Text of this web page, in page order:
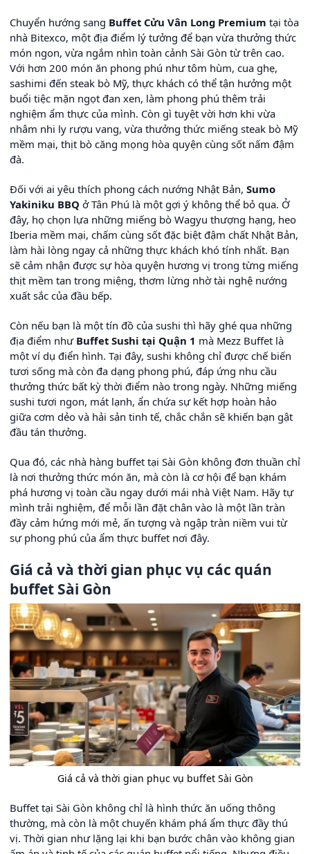
Chuyển hướng sang Buffet Cửu Vân Long Premium tại tòa
nhà Bitexco, một địa điểm lý tưởng để bạn vừa thưởng thức
món ngon, vừa ngắm nhìn toàn cảnh Sài Gòn từ trên cao.
Với hơn 200 món ăn phong phú như tôm hùm, cua ghẹ,
sashimi đến steak bò Mỹ, thực khách có thể tận hưởng một
buổi tiệc mặn ngọt đan xen, làm phong phú thêm trải
nghiệm ẩm thực của mình. Còn gì tuyệt vời hơn khi vừa
nhâm nhi ly rượu vang, vừa thưởng thức miếng steak bò Mỹ
mềm mại, thịt bò căng mọng hòa quyện cùng sốt nấm đậm
đà.
Đối với ai yêu thích phong cách nướng Nhật Bản, Sumo
Yakiniku BBQ ở Tân Phú là một gợi ý không thể bỏ qua. Ở
đây, họ chọn lựa những miếng bò Wagyu thượng hạng, heo
Iberia mềm mại, chấm cùng sốt đặc biệt đậm chất Nhật Bản,
làm hài lòng ngay cả những thực khách khó tính nhất. Bạn
sẽ cảm nhận được sự hòa quyện hương vị trong từng miếng
thịt mềm tan trong miệng, thơm lừng nhờ tài nghệ nướng
xuất sắc của đầu bếp.
Còn nếu bạn là một tín đồ của sushi thì hãy ghé qua những
địa điểm như Buffet Sushi tại Quận 1 mà Mezz Buffet là
một ví dụ điển hình. Tại đây, sushi không chỉ được chế biến
tươi sống mà còn đa dạng phong phú, đáp ứng nhu cầu
thưởng thức bất kỳ thời điểm nào trong ngày. Những miếng
sushi tươi ngon, mát lạnh, ẩn chứa sự kết hợp hoàn hảo
giữa cơm dẻo và hải sản tinh tế, chắc chắn sẽ khiến bạn gật
đầu tán thưởng.
Qua đó, các nhà hàng buffet tại Sài Gòn không đơn thuần chỉ
là nơi thưởng thức món ăn, mà còn là cơ hội để bạn khám
phá hương vị toàn cầu ngay dưới mái nhà Việt Nam. Hãy tự
mình trải nghiệm, để mỗi lần đặt chân vào là một lần tràn
đầy cảm hứng mới mẻ, ấn tượng và ngập tràn niềm vui từ
sự phong phú của ẩm thực buffet nơi đây.
Giá cả và thời gian phục vụ các quán
buffet Sài Gòn
Giá cả và thời gian phục vụ buffet Sài Gòn
Buffet tại Sài Gòn không chỉ là hình thức ăn uống thông
thường, mà còn là một chuyến khám phá ẩm thực đầy thú
vị. Thời gian như lặng lại khi bạn bước chân vào không gian